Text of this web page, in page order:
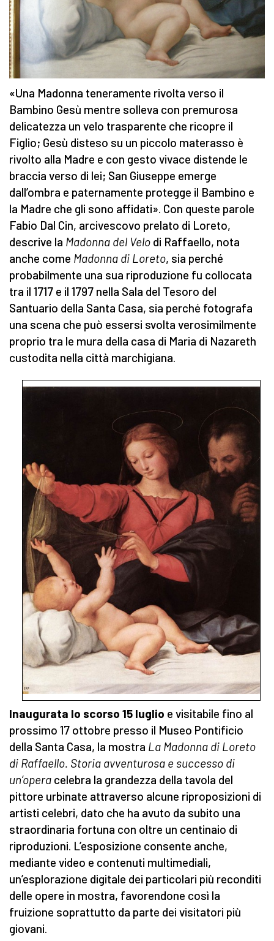
«Una Madonna teneramente rivolta verso il
Bambino Gesù mentre solleva con premurosa
delicatezza un velo trasparente che ricopre il
Figlio; Gesù disteso su un piccolo materasso è
rivolto alla Madre e con gesto vivace distende le
braccia verso di lei; San Giuseppe emerge
dall’ombra e paternamente protegge il Bambino e
la Madre che gli sono affidati». Con queste parole
Fabio Dal Cin, arcivescovo prelato di Loreto,
descrive la Madonna del Velo di Raffaello, nota
anche come Madonna di Loreto, sia perché
probabilmente una sua riproduzione fu collocata
tra il 1717 e il 1797 nella Sala del Tesoro del
Santuario della Santa Casa, sia perché fotografa
una scena che può essersi svolta verosimilmente
proprio tra le mura della casa di Maria di Nazareth
custodita nella città marchigiana.
Inaugurata lo scorso 15 luglio e visitabile fino al
prossimo 17 ottobre presso il Museo Pontificio
della Santa Casa, la mostra La Madonna di Loreto
di Raffaello. Storia avventurosa e successo di
un’opera celebra la grandezza della tavola del
pittore urbinate attraverso alcune riproposizioni di
artisti celebri, dato che ha avuto da subito una
straordinaria fortuna con oltre un centinaio di
riproduzioni. L’esposizione consente anche,
mediante video e contenuti multimediali,
un’esplorazione digitale dei particolari più reconditi
delle opere in mostra, favorendone così la
fruizione soprattutto da parte dei visitatori più
giovani.